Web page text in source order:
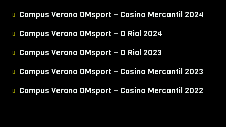
Campus Verano DMsport – Casino Mercantil 2024
Campus Verano DMsport – O Rial 2024
Campus Verano DMsport – O Rial 2023
Campus Verano DMsport – Casino Mercantil 2023
Campus Verano DMsport – Casino Mercantil 2022